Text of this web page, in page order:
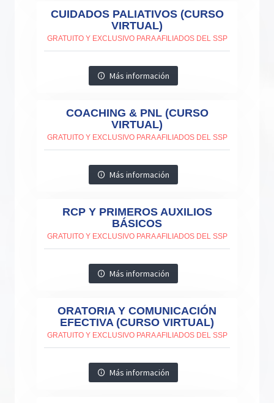
CUIDADOS PALIATIVOS (CURSO
VIRTUAL)
GRATUITO Y EXCLUSIVO PARA AFILIADOS DEL SSP
Más información
COACHING & PNL (CURSO
VIRTUAL)
GRATUITO Y EXCLUSIVO PARA AFILIADOS DEL SSP
Más información
RCP Y PRIMEROS AUXILIOS
BÁSICOS
GRATUITO Y EXCLUSIVO PARA AFILIADOS DEL SSP
Más información
ORATORIA Y COMUNICACIÓN
EFECTIVA (CURSO VIRTUAL)
GRATUITO Y EXCLUSIVO PARA AFILIADOS DEL SSP
Más información